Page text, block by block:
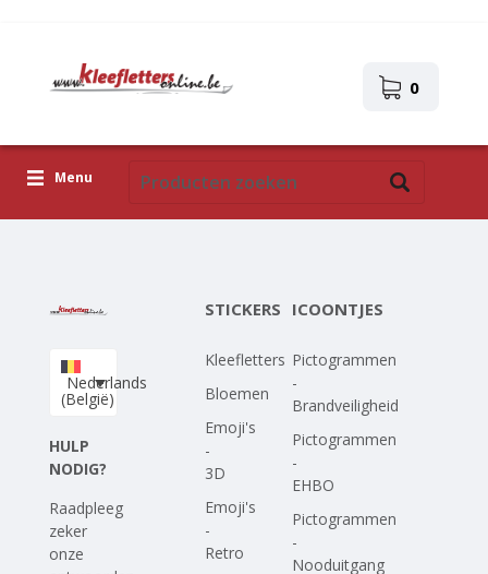
0
Menu
Upload je eigen ontwerp
Corona Covid-19
Nederlands
(België)
HULP
NODIG?
Raadpleeg
zeker
onze
STICKERS
Kleefletters
Bloemen
Emoji's
-
3D
Emoji's
-
Retro
ICOONTJES
Pictogrammen
-
Brandveiligheid
Pictogrammen
-
EHBO
Pictogrammen
-
Nooduitgang